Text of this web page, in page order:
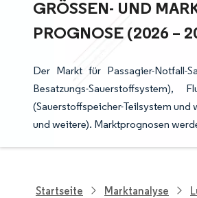
GRÖSSEN- UND
ROGNOSE (2026 –
Der Markt für Passagier-Notfall-
Besatzungs-
(Sauerstoffspeicher-Teilsystem
und weitere). Marktprognosen
Startseite Marktanalyse